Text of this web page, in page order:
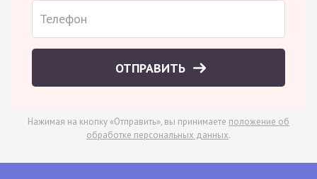
ОТПРАВИТЬ
Нажимая на кнопку «Отправить», вы принимаете положение об
обработке персональных данных.